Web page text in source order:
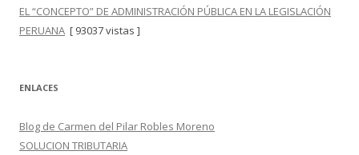
EL “CONCEPTO” DE ADMINISTRACIÓN PÚBLICA EN LA LEGISLACIÓN
PERUANA [ 93037 vistas ]
ENLACES
Blog de Carmen del Pilar Robles Moreno
SOLUCION TRIBUTARIA